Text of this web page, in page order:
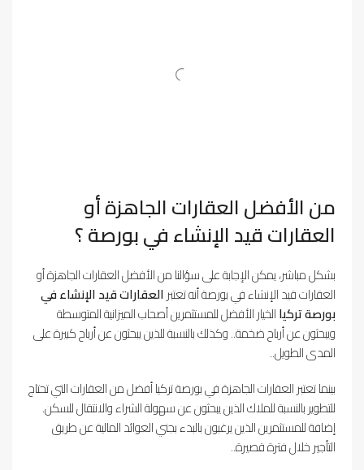
من الأفضل العقارات الجاهزة أو
العقارات قيد الإنشاء في بورصة ؟
بشكل مباشر، يمكن الإجابة على سؤالنا من الأفضل العقارات الجاهزة أو
العقارات قيد الإنشاء في بورصة أنه تعتبرالعقارات قيد الإنشاء في
بورصة تركياالخيار الأفضل للمستثمرين أصحاب الميزانية المتوسطة
ويبحثون عن أرباح ضخمة.. وكذلك بالنسبة للذين يبحثون عن أرباح كبيرة على
المدى الطويل..
بينما تعتبر العقارات الجاهزة في بورصة تركيا أفضل من العقارات التي تحتاج
للتطوير بالنسبة للملاك الذين يبحثون عن سهولة الشراء والانتقال للسكن.
إضافة للمستثمرين الذين يرغبون بالبدء بجني العوائد المالية عن طريق
التأجير خلال فترة قصيرة..